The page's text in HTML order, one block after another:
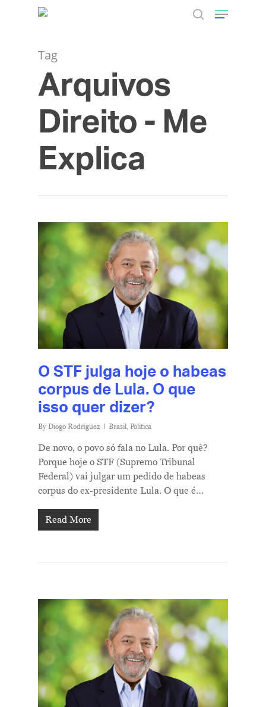
Hit enter to search or ESC to close
Tag
Arquivos
Direito - Me
Explica
O STF julga hoje o habeas
corpus de Lula. O que
isso quer dizer?
By Diogo Rodriguez Brasil, Política
De novo, o povo só fala no Lula. Por quê?
Porque hoje o STF (Supremo Tribunal
Federal) vai julgar um pedido de habeas
corpus do ex-presidente Lula. O que é…
Read More